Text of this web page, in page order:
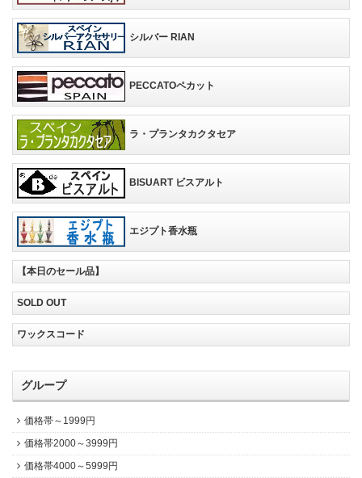
シルバー RIAN
PECCATOペカット
ラ・プランタカクタセア
BISUART ビスアルト
エジプト香水瓶
【本日のセール品】
SOLD OUT
ワックスコード
グループ
価格帯～1999円
価格帯2000～3999円
価格帯4000～5999円